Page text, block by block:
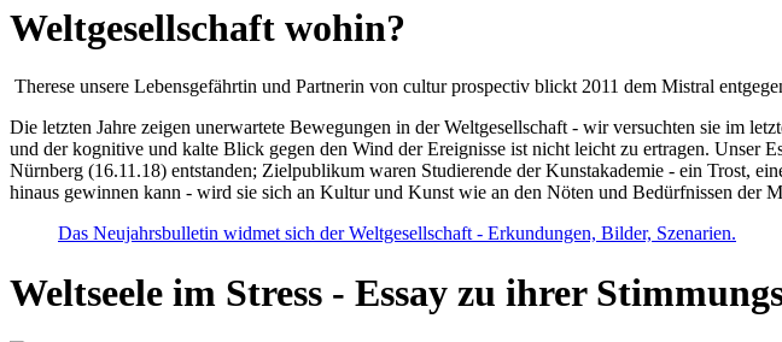
Weltgesellschaft wohin?
Therese unsere Lebensgefährtin und Partnerin von cultur prospectiv blickt 2011 dem Mistral
Die letzten Jahre zeigen unerwartete Bewegungen in der Weltgesellschaft - wir versuchten sie im
und der kognitive und kalte Blick gegen den Wind der Ereignisse ist nicht leicht zu ertragen. Unser
Nürnberg (16.11.18) entstanden; Zielpublikum waren Studierende der Kunstakademie - ein Trost,
hinaus gewinnen kann - wird sie sich an Kultur und Kunst wie an den Nöten und Bedürfnissen der
Das Neujahrsbulletin widmet sich der Weltgesellschaft - Erkundungen, Bilder, Szenarien.
Weltseele im Stress - Essay zu ihrer